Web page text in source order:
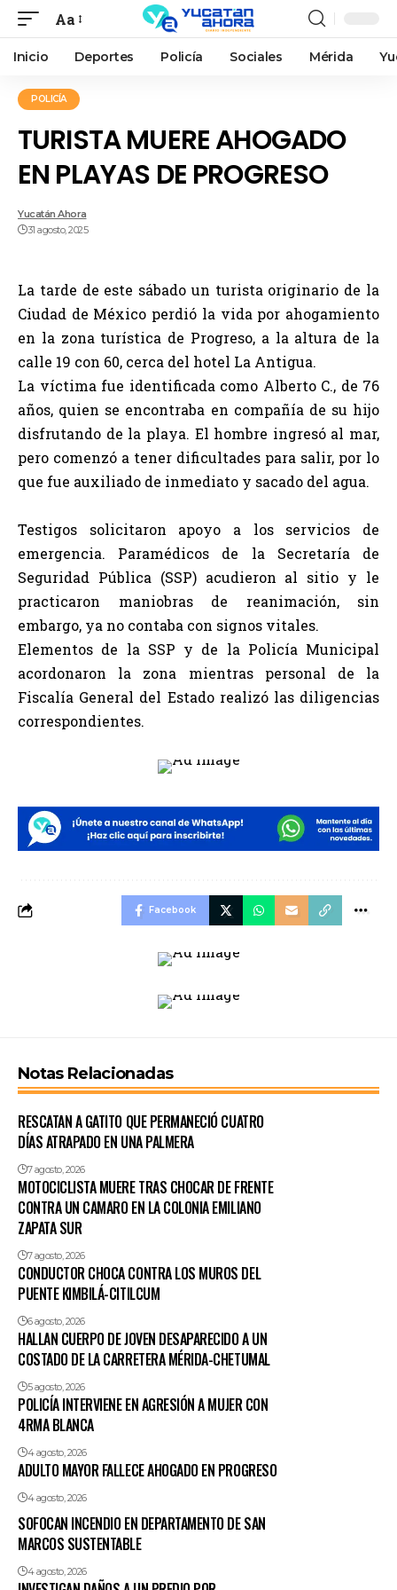
Aa
Inicio Deportes Policía Sociales Mérida
POLICÍA
TURISTA MUERE AHOGADO
EN PLAYAS DE PROGRESO
Yucatán Ahora
31 agosto, 2025
La tarde de este sábado un turista originario de la
Ciudad de México perdió la vida por ahogamiento
en la zona turística de Progreso, a la altura de la
calle 19 con 60, cerca del hotel La Antigua.
La víctima fue identificada como Alberto C., de 76
años, quien se encontraba en compañía de su hijo
disfrutando de la playa. El hombre ingresó al mar,
pero comenzó a tener dificultades para salir, por lo
que fue auxiliado de inmediato y sacado del agua.
Testigos solicitaron apoyo a los servicios de
emergencia. Paramédicos de la Secretaría de
Seguridad Pública (SSP) acudieron al sitio y le
practicaron maniobras de reanimación, sin
embargo, ya no contaba con signos vitales.
Elementos de la SSP y de la Policía Municipal
acordonaron la zona mientras personal de la
Fiscalía General del Estado realizó las diligencias
correspondientes.
Facebook
Notas Relacionadas
RESCATAN A GATITO QUE PERMANECIÓ CUATRO
DÍAS ATRAPADO EN UNA PALMERA
7 agosto, 2026
MOTOCICLISTA MUERE TRAS CHOCAR DE FRENTE
CONTRA UN CAMARO EN LA COLONIA EMILIANO
ZAPATA SUR
7 agosto, 2026
CONDUCTOR CHOCA CONTRA LOS MUROS DEL
PUENTE KIMBILÁ-CITILCUM
6 agosto, 2026
HALLAN CUERPO DE JOVEN DESAPARECIDO A UN
COSTADO DE LA CARRETERA MÉRIDA-CHETUMAL
5 agosto, 2026
POLICÍA INTERVIENE EN AGRESIÓN A MUJER CON
4RMA BLANCA
4 agosto, 2026
ADULTO MAYOR FALLECE AHOGADO EN PROGRESO
4 agosto, 2026
SOFOCAN INCENDIO EN DEPARTAMENTO DE SAN
MARCOS SUSTENTABLE
4 agosto, 2026